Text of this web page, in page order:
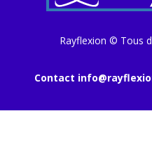
Rayflexion © Tous
Contact